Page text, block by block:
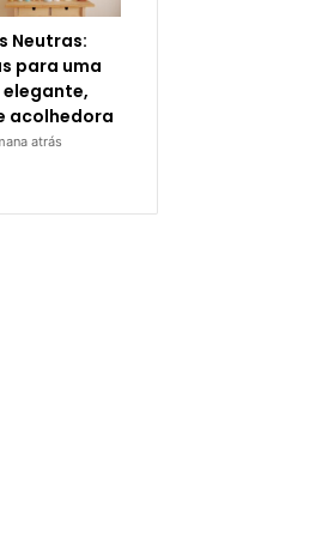
Neutras:
para uma
elegante,
acolhedora
atrás